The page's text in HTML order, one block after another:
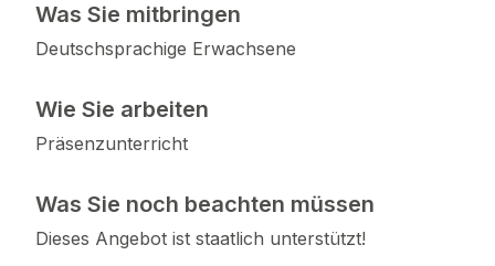
Was Sie mitbringen
Deutschsprachige Erwachsene
Wie Sie arbeiten
Präsenzunterricht
Was Sie noch beachten müssen
Dieses Angebot ist staatlich unterstützt!